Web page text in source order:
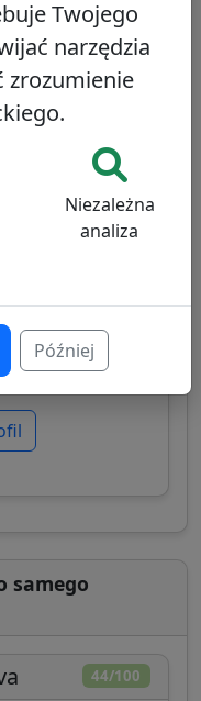
(niedotykalny),
ze swojego
wartości.
samego
44/100
Twojego
narzędzia
zrozumienie
Niezależna
analiza
Później